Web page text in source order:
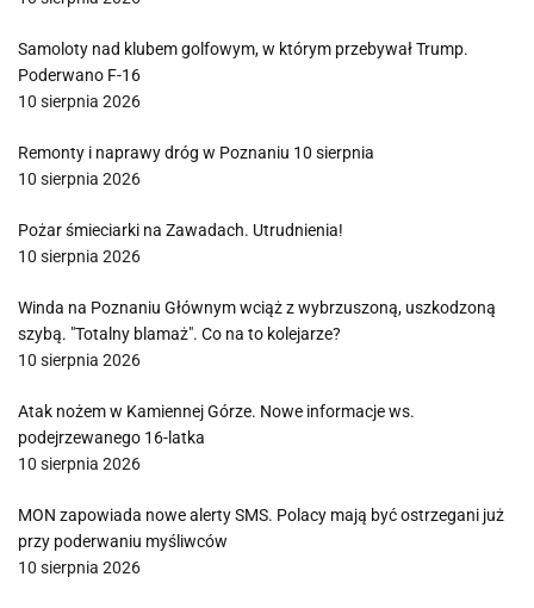
Samoloty nad klubem golfowym, w którym przebywał Trump.
Poderwano F-16
10 sierpnia 2026
Remonty i naprawy dróg w Poznaniu 10 sierpnia
10 sierpnia 2026
Pożar śmieciarki na Zawadach. Utrudnienia!
10 sierpnia 2026
Winda na Poznaniu Głównym wciąż z wybrzuszoną, uszkodzoną
szybą. "Totalny blamaż". Co na to kolejarze?
10 sierpnia 2026
Atak nożem w Kamiennej Górze. Nowe informacje ws.
podejrzewanego 16-latka
10 sierpnia 2026
MON zapowiada nowe alerty SMS. Polacy mają być ostrzegani już
przy poderwaniu myśliwców
10 sierpnia 2026